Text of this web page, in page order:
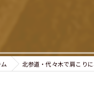
北参道・代々木で肩こり